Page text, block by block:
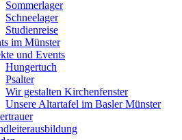
Sommerlager
Schneelager
Studienreise
im Münster
und Events
Hungertuch
Psalter
Wir gestalten Kirchenfenster
Unsere Altartafel im Basler Münster